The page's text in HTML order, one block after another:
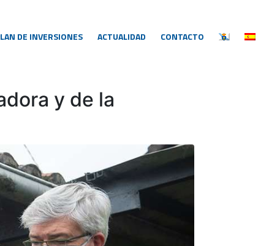
DE INVERSIONES ACTUALIDAD CONTACTO
y de la